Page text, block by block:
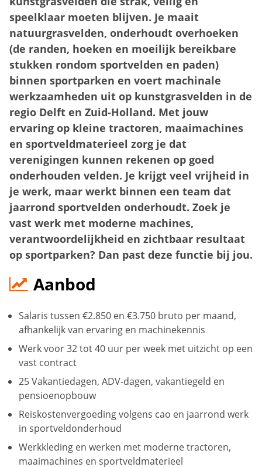
speelklaar moeten blijven. Je maait
natuurgrasvelden, onderhoudt overhoeken
(de randen, hoeken en moeilijk bereikbare
stukken rondom sportvelden en paden)
binnen sportparken en voert machinale
werkzaamheden uit op kunstgrasvelden in de
regio Delft en Zuid-Holland. Met jouw
ervaring op kleine tractoren, maaimachines
en sportveldmaterieel zorg je dat
verenigingen kunnen rekenen op goed
onderhouden velden. Je krijgt veel vrijheid in
je werk, maar werkt binnen een team dat
jaarrond sportvelden onderhoudt. Zoek je
vast werk met moderne machines,
verantwoordelijkheid en zichtbaar resultaat
op sportparken? Dan past deze functie bij jou.
Aanbod
Salaris tussen €2.850 en €3.750 bruto per maand,
afhankelijk van ervaring en machinekennis
Werk voor 32 tot 40 uur per week met uitzicht op een
vast contract
25 Vakantiedagen, ADV-dagen, vakantiegeld en
pensioenopbouw
Reiskostenvergoeding volgens cao en jaarrond werk
in sportveldonderhoud
Werkkleding en werken met moderne tractoren,
maaimachines en sportveldmaterieel